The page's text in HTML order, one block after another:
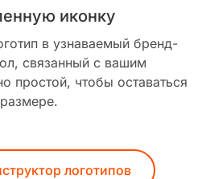
иконку
в узнаваемый бренд-
связанный с вашим
простой, чтобы оставаться
логотипов